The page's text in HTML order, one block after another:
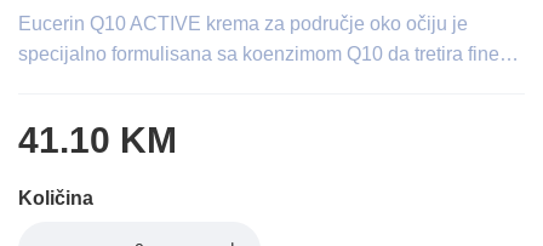
Eucerin Q10 ACTIVE krema za područje oko očiju je
specijalno formulisana sa koenzimom Q10 da tretira fine…
41.10 KM
Količina